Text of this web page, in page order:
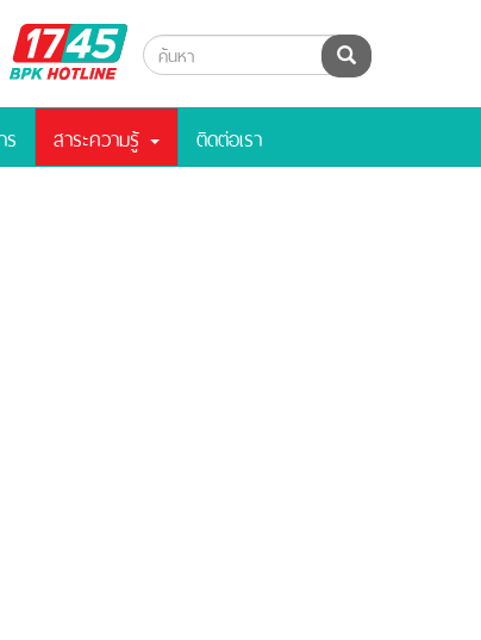
BPK
Hotline
ค้นหา
ร สาระความรู้ ติดต่อเรา